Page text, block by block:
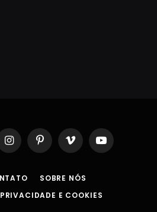
InstagramPinterestVimeo YouTube
SOBRE NÓS
E COOKIES